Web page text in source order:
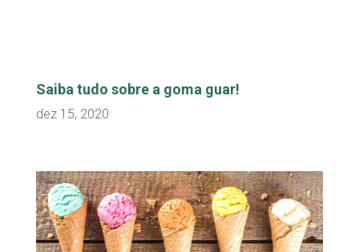
Saiba tudo sobre a goma guar!
dez 15, 2020